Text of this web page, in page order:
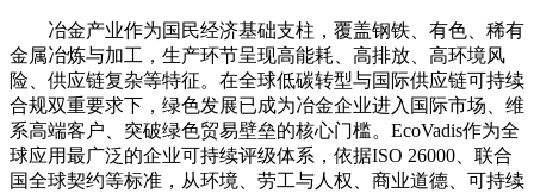
冶金产业作为国民经济基础支柱，覆盖钢铁、有色、稀有
金属冶炼与加工，生产环节呈现高能耗、高排放、高环境风
险、供应链复杂等特征。在全球低碳转型与国际供应链可持续
合规双重要求下，绿色发展已成为冶金企业进入国际市场、维
系高端客户、突破绿色贸易壁垒的核心门槛。EcoVadis作为全
球应用最广泛的企业可持续评级体系，依据ISO 26000、联合
国全球契约等标准，从环境、劳工与人权、商业道德、可持续